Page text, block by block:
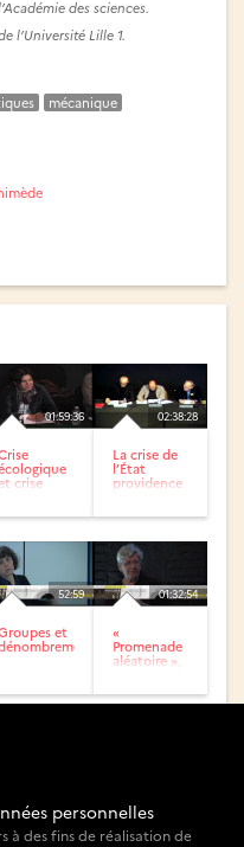
des sciences.
l’Université Lille 1.
mécanique
01:59:36
crise
02:38:28
La crise de
l’État
providence
52:59
et
01:32:54
«
Promenade
aléatoire »,
aux
personnelles
à des fins de réalisation de